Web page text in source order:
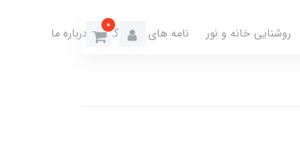
روشنایی خانه و نور نامه های نمایندگی درباره ما
0